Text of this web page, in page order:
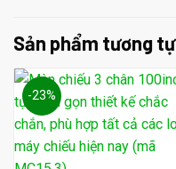
Sản phẩm tương tự
-23%